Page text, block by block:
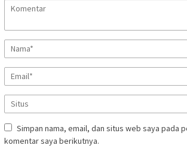
Simpan nama, email, dan situs web saya pada
komentar saya berikutnya.